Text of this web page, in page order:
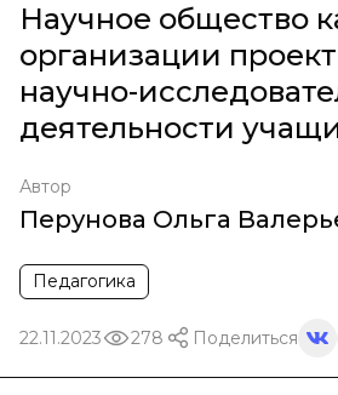
Научное общество
организации
научно-
деятельности
Автор
Перунова Ольга
Педагогика
22.11.2023 278 Поделиться